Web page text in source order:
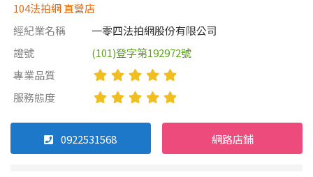
104法拍網 直營店
經紀業名稱
一零四法拍網股份有限公司
證號
(101)登字第192972號
專業品質
服務態度
0922531568 網路店鋪